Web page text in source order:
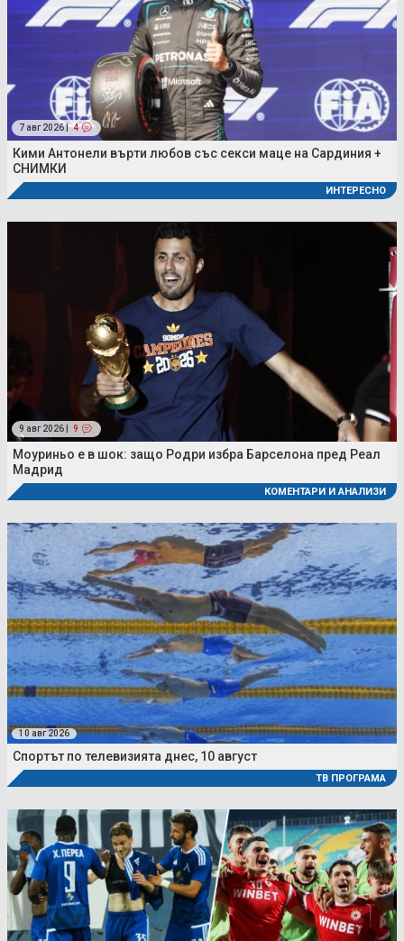
7 авг 2026 | 4
Кими Антонели върти любов със секси маце на Сардиния +
СНИМКИ
ИНТЕРЕСНО
9 авг 2026 | 9
Моуриньо е в шок: защо Родри избра Барселона пред Реал
Мадрид
КОМЕНТАРИ И АНАЛИЗИ
10 авг 2026
Спортът по телевизията днес, 10 август
ТВ ПРОГРАМА